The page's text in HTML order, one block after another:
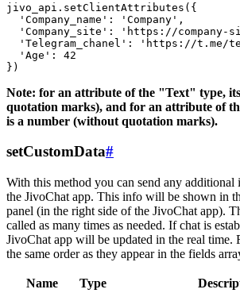
jivo_api.setClientAttributes({
  'Company_name': 'Company',
'Company_site': 'https://company-
'Telegram_chanel': 'https://t.me/
  'Age': 42
Note: for an attribute of the "Text" type,
quotation marks), and for an attribute of
is a number (without quotation marks).
setCustomData#
With this method you can send any additional
the JivoChat app. This info will be shown in
panel (in the right side of the JivoChat app).
called as many times as needed. If chat is
JivoChat app will be updated in the real time.
the same order as they appear in the fields
Name Type